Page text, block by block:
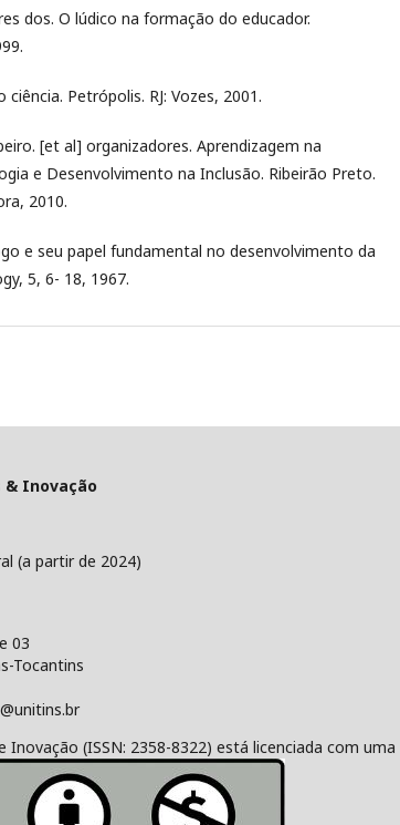
dos. O lúdico na formação do educador.
ciência. Petrópolis. RJ: Vozes, 2001.
[et al] organizadores. Aprendizagem na
e Desenvolvimento na Inclusão. Ribeirão Preto.
2010.
e seu papel fundamental no desenvolvimento da
5, 6- 18, 1967.
& Inovação
(a partir de 2024)
03
Tocantins
Inovação (ISSN: 2358-8322) está licenciada com